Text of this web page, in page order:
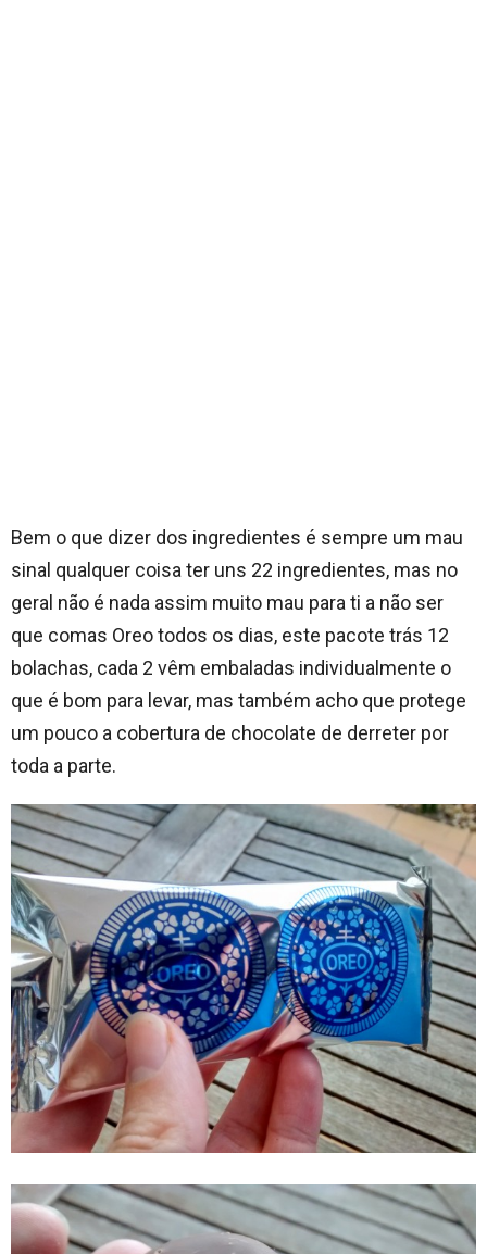
Bem o que dizer dos ingredientes é sempre um mau
sinal qualquer coisa ter uns 22 ingredientes, mas no
geral não é nada assim muito mau para ti a não ser
que comas Oreo todos os dias, este pacote trás 12
bolachas, cada 2 vêm embaladas individualmente o
que é bom para levar, mas também acho que protege
um pouco a cobertura de chocolate de derreter por
toda a parte.